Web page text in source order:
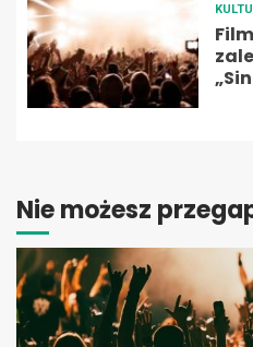
Nie możesz